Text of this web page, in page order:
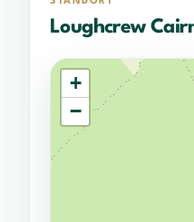
Loughcrew
+
−